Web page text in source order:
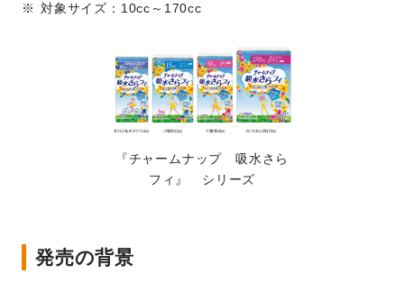
対象サイズ：10cc～170cc
『チャームナップ 吸水さら
フィ』 シリーズ
発売の背景